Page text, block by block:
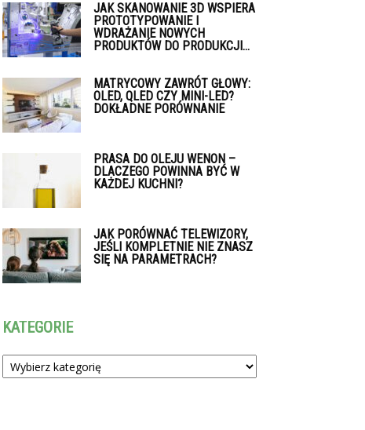
JAK SKANOWANIE 3D WSPIERA
PROTOTYPOWANIE I
WDRAŻANIE NOWYCH
PRODUKTÓW DO PRODUKCJI...
MATRYCOWY ZAWRÓT GŁOWY:
OLED, QLED CZY MINI-LED?
DOKŁADNE PORÓWNANIE
PRASA DO OLEJU WENON –
DLACZEGO POWINNA BYĆ W
KAŻDEJ KUCHNI?
JAK PORÓWNAĆ TELEWIZORY,
JEŚLI KOMPLETNIE NIE ZNASZ
SIĘ NA PARAMETRACH?
KATEGORIE
Kategorie